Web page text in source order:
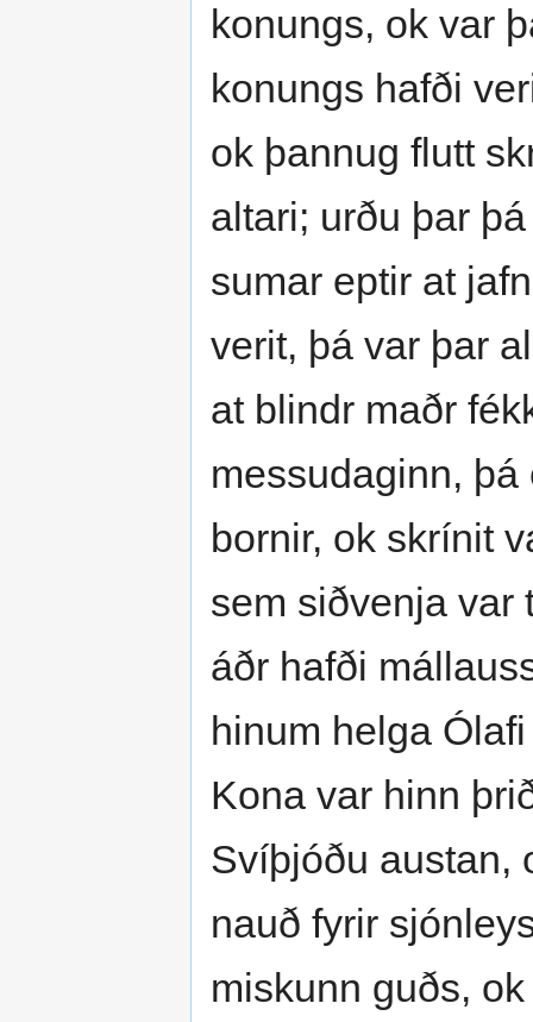
konungs, ok var
konungs hafði
ok þannug flutt
altari; urðu þar
sumar eptir at
verit, þá var þar
at blindr maðr
messudaginn,
bornir, ok skrínit
sem siðvenja var
áðr hafði
hinum helga
Kona var hinn
Svíþjóðu austan,
nauð fyrir
miskunn guðs,